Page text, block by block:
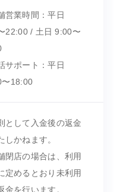
営業時間：平日
22:00 / 土日 9:00〜
サポート：平日
〜18:00
として入金後の返金
しかねます。
閉店の場合は、利用
定めるとおり未利用
金を行います。